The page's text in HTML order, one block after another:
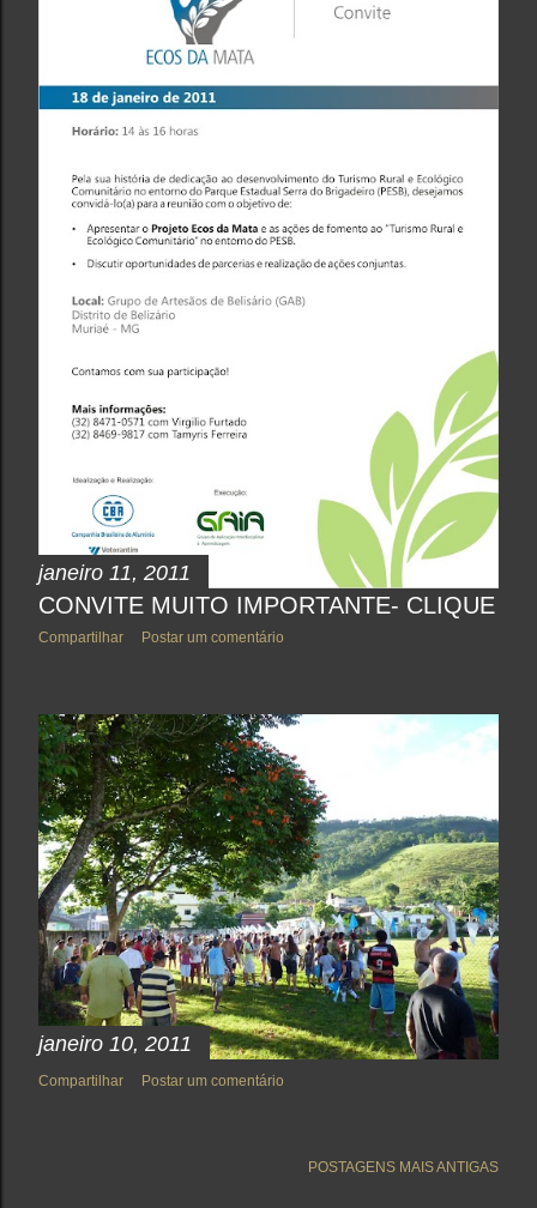
janeiro 11, 2011
CONVITE MUITO IMPORTANTE- CLIQUE
Compartilhar Postar um comentário
janeiro 10, 2011
Compartilhar Postar um comentário
POSTAGENS MAIS ANTIGAS